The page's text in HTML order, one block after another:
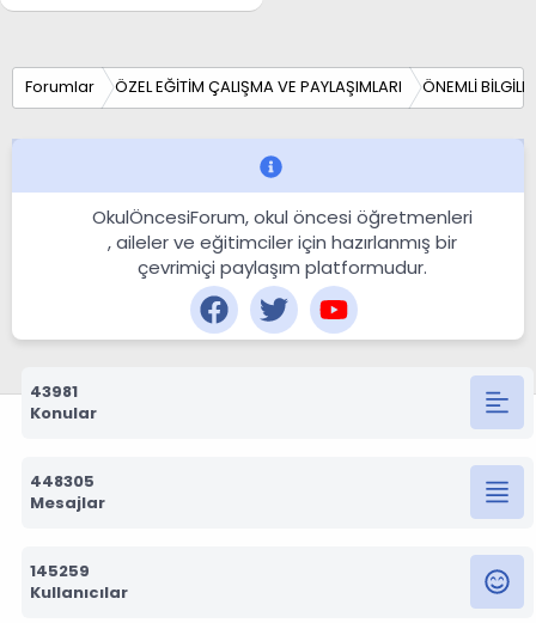
Forumlar ÖZEL EĞİTİM ÇALIŞMA VE PAYLAŞIMLARI ÖNEMLİ
OkulÖncesiForum, okul öncesi öğretmenleri
, aileler ve eğitimciler için hazırlanmış bir
çevrimiçi paylaşım platformudur.
43981
Konular
448305
Mesajlar
145259
Kullanıcılar